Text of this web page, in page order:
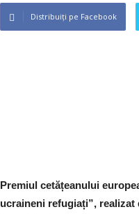
Distribuiți pe Facebook
Premiul cetățeanului
ucraineni refugiați”,